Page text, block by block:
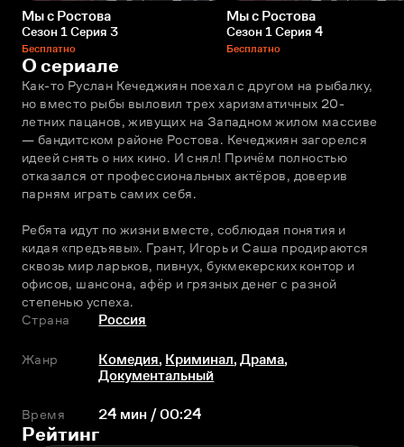
Мы с Ростова
Сезон 1 Серия 3
Бесплатно
Мы с Ростова
Сезон 1 Серия 4
Бесплатно
О сериале
Как-то Руслан Кечеджиян поехал с другом на рыбалку,
но вместо рыбы выловил трех харизматичных 20-
летних пацанов, живущих на Западном жилом массиве
— бандитском районе Ростова. Кечеджиян загорелся
идеей снять о них кино. И снял! Причём полностью
отказался от профессиональных актёров, доверив
парням играть самих себя.
Ребята идут по жизни вместе, соблюдая понятия и
кидая «предъявы». Грант, Игорь и Саша продираются
сквозь мир ларьков, пивнух, букмекерских контор и
офисов, шансона, афёр и грязных денег с разной
степенью успеха.
Страна
Россия
Жанр Комедия, Криминал,Драма,
Документальный
Время 24 мин / 00:24
Рейтинг